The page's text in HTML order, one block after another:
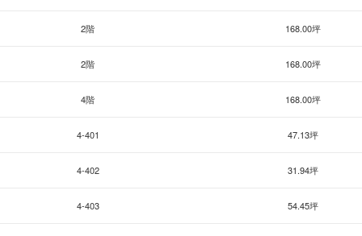
2階 168.00坪
2階 168.00坪
4階 168.00坪
4-401 47.13坪
4-402 31.94坪
4-403 54.45坪